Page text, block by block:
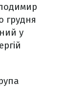
грудня
у